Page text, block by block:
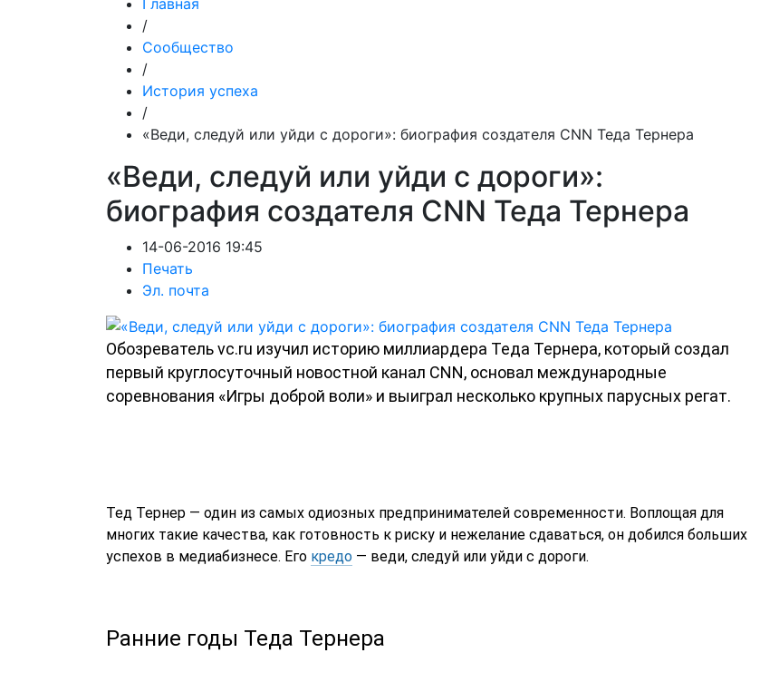
Главная
/
Сообщество
/
История успеха
/
«Веди, следуй или уйди с дороги»: биография создателя CNN Теда Тернера
«Веди, следуй или уйди с дороги»:
биография создателя CNN Теда Тернера
14-06-2016 19:45
Печать
Эл. почта
Обозреватель vc.ru изучил историю миллиардера Теда Тернера, который создал
первый круглосуточный новостной канал CNN, основал международные
соревнования «Игры доброй воли» и выиграл несколько крупных парусных регат.
Тед Тернер — один из самых одиозных предпринимателей современности. Воплощая для
многих такие качества, как готовность к риску и нежелание сдаваться, он добился больших
успехов в медиабизнесе. Его кредо — веди, следуй или уйди с дороги.
Ранние годы Теда Тернера